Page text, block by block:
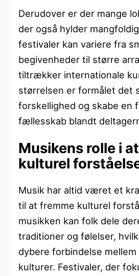
Derudover er der mange
der også hylder
festivaler kan variere fra
begivenheder til større
tiltrækker internationale
størrelsen er formålet det
forskellighed og skabe en
fællesskab blandt
Musikens rolle i
kulturel
Musik har altid været et
til at fremme kulturel
musikken kan folk dele
traditioner og følelser,
dybere forbindelse
kulturer. Festivaler, der